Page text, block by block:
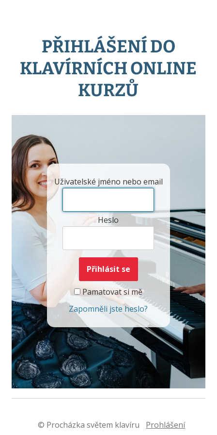
PŘIHLÁŠENÍ DO
KLAVÍRNÍCH ONLINE
KURZŮ
Uživatelské jméno nebo email
Heslo
Pamatovat si mě
Zapomněli jste heslo?
© Procházka světem klavíru Prohlášení